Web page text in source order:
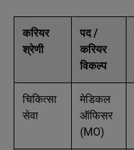
करियर
श्रेणी
पद /
करियर
विकल्प
चिकित्सा
सेवा
मेडिकल
ऑफिसर
(MO)